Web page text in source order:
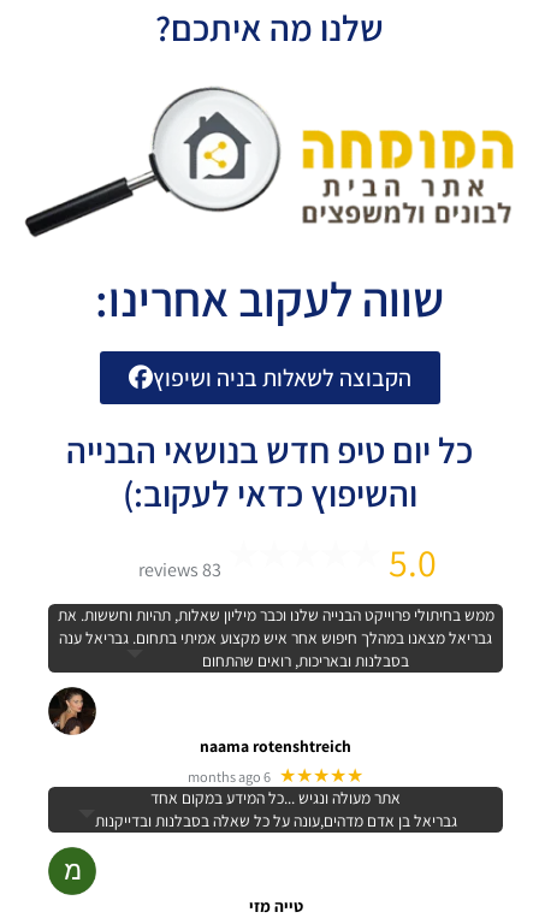
שלנו מה איתכם?
שווה לעקוב אחרינו:
הקבוצה לשאלות בניה ושיפוץ
כל יום טיפ חדש בנושאי הבנייה
והשיפוץ כדאי לעקוב:)
5.0
83 reviews
ממש בחיתולי פרוייקט הבנייה שלנו וכבר מיליון שאלות, תהיות וחששות. את
גבריאל מצאנו במהלך חיפוש אחר איש מקצוע אמיתי בתחום. גבריאל ענה
בסבלנות ובאריכות, רואים שהתחום
naama rotenshtreich
★★★★★
6 months ago
אתר מעולה ונגיש ...כל המידע במקום אחד
גבריאל בן אדם מדהים,עונה על כל שאלה בסבלנות ובדייקנות
טייה מזי